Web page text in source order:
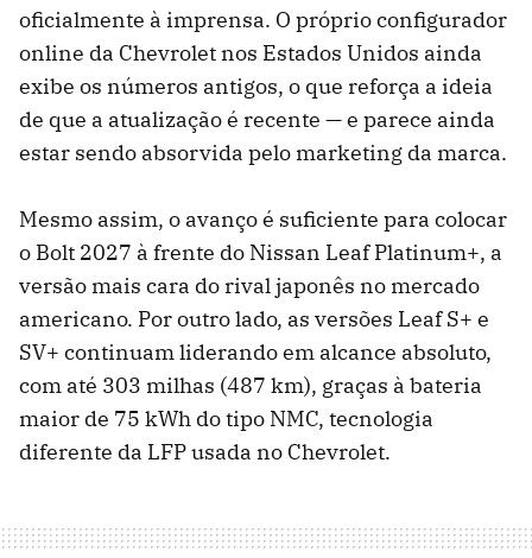
oficialmente à imprensa. O próprio configurador
online da Chevrolet nos Estados Unidos ainda
exibe os números antigos, o que reforça a ideia
de que a atualização é recente — e parece ainda
estar sendo absorvida pelo marketing da marca.
Mesmo assim, o avanço é suficiente para colocar
o Bolt 2027 à frente do Nissan Leaf Platinum+, a
versão mais cara do rival japonês no mercado
americano. Por outro lado, as versões Leaf S+ e
SV+ continuam liderando em alcance absoluto,
com até 303 milhas (487 km), graças à bateria
maior de 75 kWh do tipo NMC, tecnologia
diferente da LFP usada no Chevrolet.